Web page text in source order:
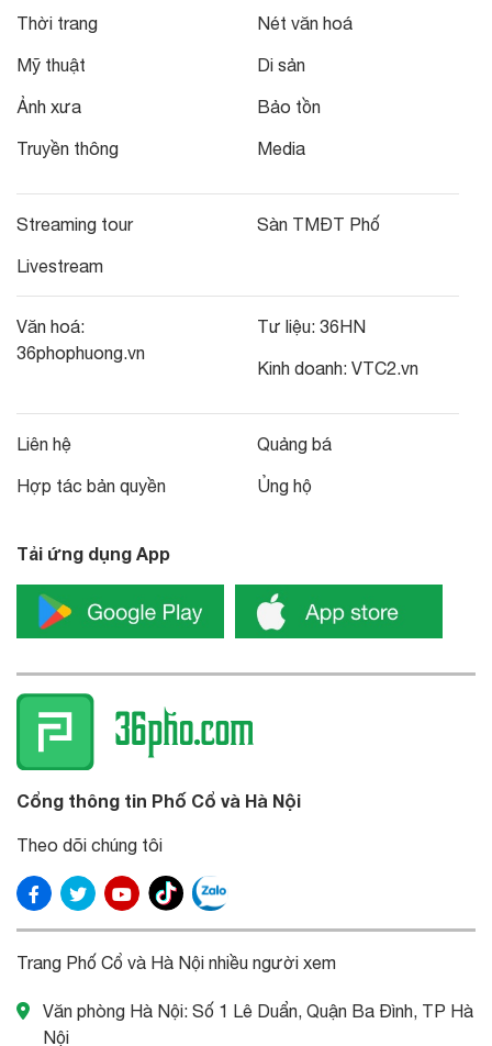
Thời trang
Mỹ thuật
Ảnh xưa
Truyền thông
Nét văn hoá
Di sản
Bảo tồn
Media
Streaming tour
Livestream
Sàn TMĐT Phố
Văn hoá:
36phophuong.vn
Tư liệu: 36HN
Kinh doanh: VTC2.vn
Liên hệ
Hợp tác bản quyền
Quảng bá
Ủng hộ
Tải ứng dụng App
Cổng thông tin Phố Cổ và Hà Nội
Theo dõi chúng tôi
Trang Phố Cổ và Hà Nội nhiều người xem
Văn phòng Hà Nội: Số 1 Lê Duẩn, Quận Ba Đình, TP Hà
Nội